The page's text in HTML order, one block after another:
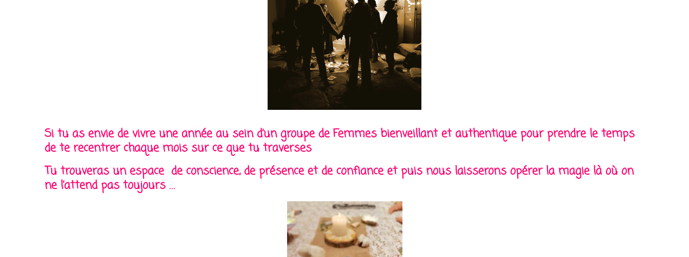
Si tu as envie de vivre une année au sein d’un groupe de Femmes bienveillant et authentique pour prendre le temps
de te recentrer chaque mois sur ce que tu traverses
Tu trouveras un espace de conscience, de présence et de confiance et puis nous laisserons opérer la magie là où on
ne l’attend pas toujours …